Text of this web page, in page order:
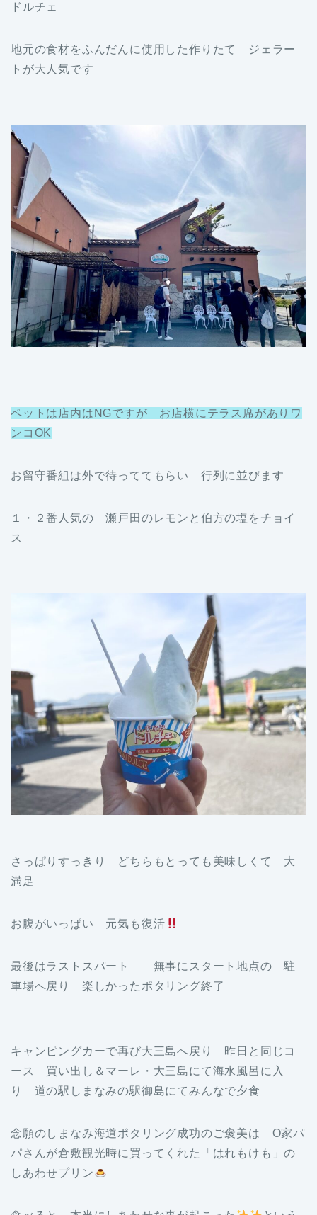
ドルチェ
地元の食材をふんだんに使用した作りたて ジェラー
トが大人気です
ペットは店内はNGですが お店横に テラス席がありワ
ンコOK
お留守番組は外で待っててもらい 行列に並びます
１・２番人気の 瀬戸田のレモンと伯方の塩をチョイ
ス
さっぱりすっきり どちらもとっても美味しくて 大
満足
お腹がいっぱい 元気も復活
最後はラストスパート 無事にスタート地点の 駐
車場へ戻り 楽しかったポタリング終了
キャンピングカーで再び大三島へ戻り 昨日と同じコ
ース 買い出し＆マーレ・大三島にて海水風呂に入
り 道の駅しまなみの駅御島にてみんなで夕食
念願のしまなみ海道ポタリング成功のご褒美は O家パ
パさんが倉敷観光時に買ってくれた「はれもけも」の
しあわせプリン